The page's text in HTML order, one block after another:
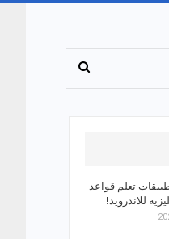
6 تطبيقات تعلم قواعد
للاندرويد!